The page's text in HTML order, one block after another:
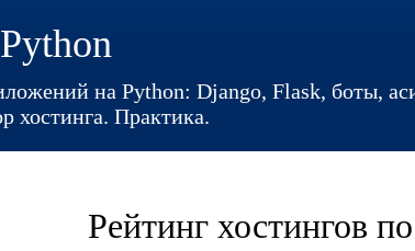
на Python: Django, Flask, боты,
хостинга. Практика.
Рейтинг хостингов